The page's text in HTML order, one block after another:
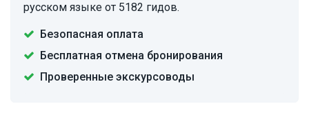
русском языке от 5182 гидов.
Безопасная оплата
Бесплатная отмена бронирования
Проверенные экскурсоводы